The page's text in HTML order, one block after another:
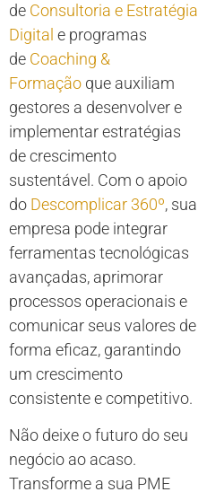
de Consultoria e Estratégia
Digital e programas
de Coaching &
Formação que auxiliam
gestores a desenvolver e
implementar estratégias
de crescimento
sustentável. Com o apoio
do Descomplicar 360º, sua
empresa pode integrar
ferramentas tecnológicas
avançadas, aprimorar
processos operacionais e
comunicar seus valores de
forma eficaz, garantindo
um crescimento
consistente e competitivo.
Não deixe o futuro do seu
negócio ao acaso.
Transforme a sua PME